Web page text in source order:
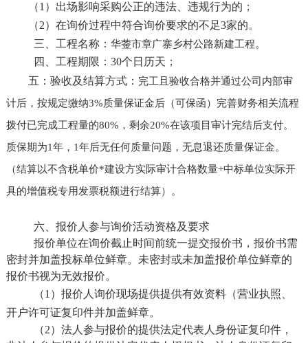
（1）出场影响采购公正的违法、违规行为的；
（2）在询价过程中符合询价要求的不足3家的。
三、工程名称： 华蓥市章广寨乡村公路新建工程。
四、工程期限： 30个日历天；
五：验收及结算方式： 完工且验收合格并通过公司内部审
计后，按规定缴纳3%质量保证金后（可保函）完善财务相关流程
拨付已完成工程量的80%，剩余20%在该项目审计完结后支付。
质保期为1年，1年后无任何质量问题，无息退还质量保证金。
（结算以不含税单价*建设方实际审计合格数量+中标单位实际开
具的增值税专用发票税额进行结算）。
六、报价人参与询价活动资格及要求
报价单位在询价截止时间前统一提交报价书，报价书需
密封并加盖投标单位鲜章。未密封或未加盖报价单位鲜章的
报价书视为无效报价。
（1）报价人询价现场提供提供有效资料（营业执照、
开户许可证复印件并加盖鲜章。
（2）法人参与报价的提供法定代表人身份证复印件，